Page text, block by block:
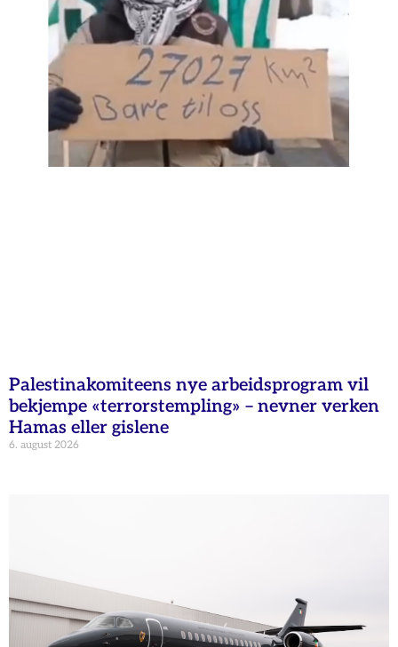
Palestinakomiteens nye arbeidsprogram vil
bekjempe «terrorstempling» – nevner verken
Hamas eller gislene
6. august 2026